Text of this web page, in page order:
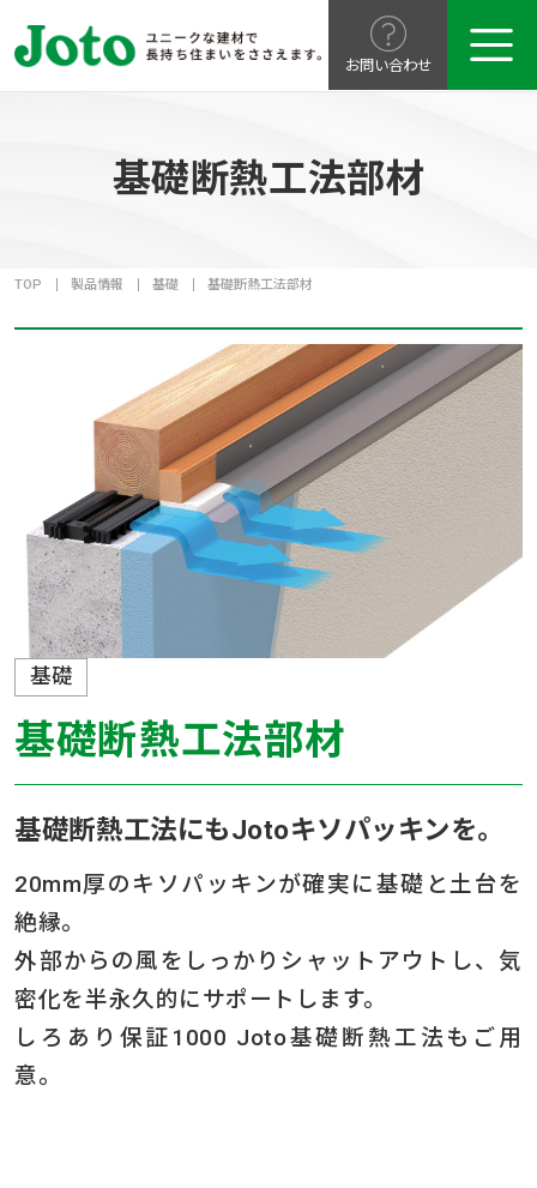
お問い合わせ
基礎断熱工法部材
TOP 製品情報 基礎 基礎断熱工法部材
基礎
基礎断熱工法部材
基礎断熱工法にもJotoキソパッキンを。
20mm厚のキソパッキンが確実に基礎と土台を
絶縁。
外部からの風をしっかりシャットアウトし、気
密化を半永久的にサポートします。
しろあり保証1000 Joto基礎断熱工法もご用
意。